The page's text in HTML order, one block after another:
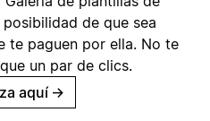
de que sea
te paguen por ella. No te
un par de clics.
aquí →